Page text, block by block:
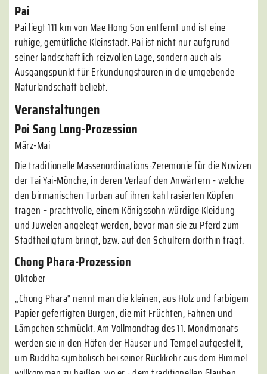
Pai
Pai liegt 111 km von Mae Hong Son entfernt und ist eine
ruhige, gemütliche Kleinstadt. Pai ist nicht nur aufgrund
seiner landschaftlich reizvollen Lage, sondern auch als
Ausgangspunkt für Erkundungstouren in die umgebende
Naturlandschaft beliebt.
Veranstaltungen
Poi Sang Long-Prozession
März-Mai
Die traditionelle Massenordinations-Zeremonie für die Novizen
der Tai Yai-Mönche, in deren Verlauf den Anwärtern - welche
den birmanischen Turban auf ihren kahl rasierten Köpfen
tragen – prachtvolle, einem Königssohn würdige Kleidung
und Juwelen angelegt werden, bevor man sie zu Pferd zum
Stadtheiligtum bringt, bzw. auf den Schultern dorthin trägt.
Chong Phara-Prozession
Oktober
„Chong Phara“ nennt man die kleinen, aus Holz und farbigem
Papier gefertigten Burgen, die mit Früchten, Fahnen und
Lämpchen schmückt. Am Vollmondtag des 11. Mondmonats
werden sie in den Höfen der Häuser und Tempel aufgestellt,
um Buddha symbolisch bei seiner Rückkehr aus dem Himmel